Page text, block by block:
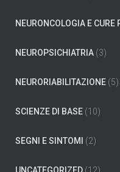
NEURONCOLOGIA E CURE
NEUROPSICHIATRIA (3)
NEURORIABILITAZIONE (5)
SCIENZE DI BASE (10)
SEGNI E SINTOMI (2)